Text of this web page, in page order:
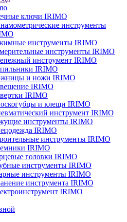
ключи IRIMO
инструменты
инструменты IRIMO
инструменты IRIMO
инструмент IRIMO
IRIMO
и ножи IRIMO
IRIMO
IRIMO
и клещи IRIMO
инструмент IRIMO
инструменты IRIMO
IRIMO
инструменты IRIMO
IRIMO
головки IRIMO
инструменты IRIMO
инструменты IRIMO
инструмента IRIMO
IRIMO